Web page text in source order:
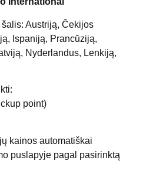
Austriją, Čekijos
Ispaniją, Prancūziją,
Nyderlandus, Lenkiją,
point)
kainos automatiškai
puslapyje pagal pasirinktą